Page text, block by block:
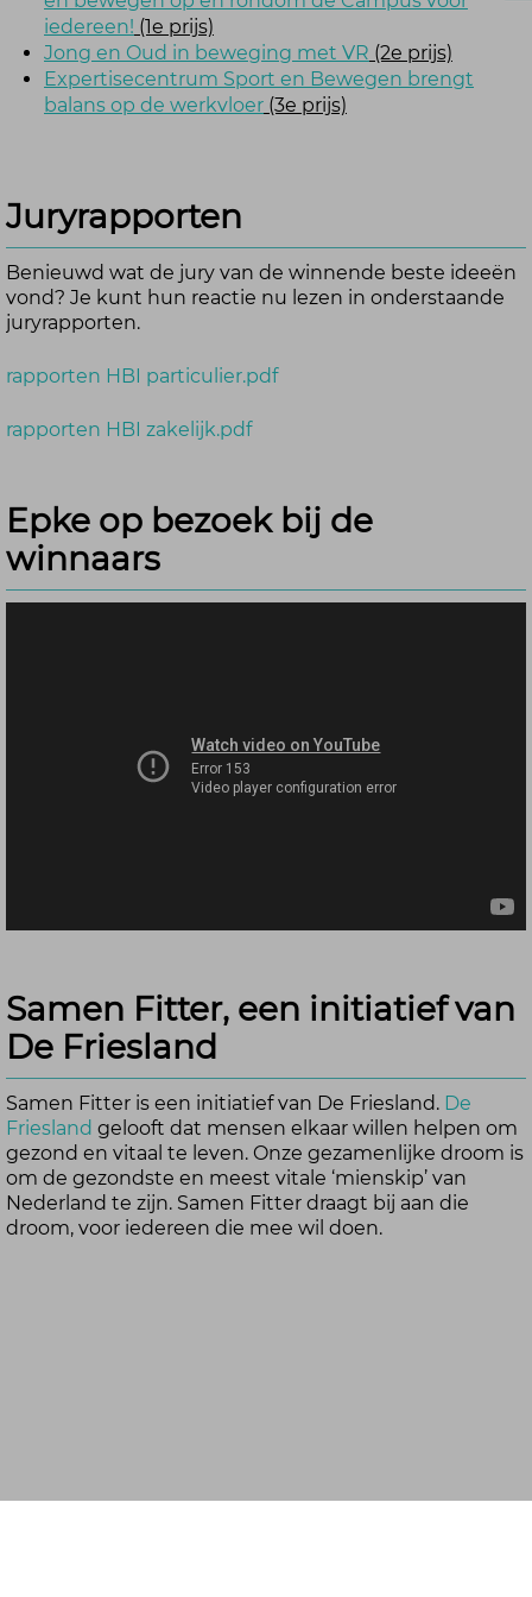
iedereen! (1e prijs)
Jong en Oud in beweging met VR (2e prijs)
Expertisecentrum Sport en Bewegen brengt
balans op de werkvloer (3e prijs)
Juryrapporten
Benieuwd wat de jury van de winnende beste ideeën
vond? Je kunt hun reactie nu lezen in onderstaande
juryrapporten.
rapporten HBI particulier.pdf
rapporten HBI zakelijk.pdf
Epke op bezoek bij de
winnaars
Samen Fitter, een initiatief van
De Friesland
Samen Fitter is een initiatief van De Friesland. De
Friesland gelooft dat mensen elkaar willen helpen om
gezond en vitaal te leven. Onze gezamenlijke droom is
om de gezondste en meest vitale ‘mienskip’ van
Nederland te zijn. Samen Fitter draagt bij aan die
droom, voor iedereen die mee wil doen.